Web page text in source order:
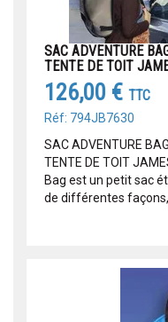
SAC ADVENTURE
TENTE DE TOIT
126,00 € TTC
Réf: 794JB7630
SAC ADVENTURE
TENTE DE TOIT
Bag est un petit sac
de différentes façons,